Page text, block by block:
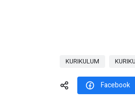
KURIKULUM
Facebook